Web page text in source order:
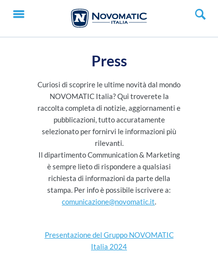
Press
Curiosi di scoprire le ultime novità dal mondo
NOVOMATIC Italia? Qui troverete la
raccolta completa di notizie, aggiornamenti e
pubblicazioni, tutto accuratamente
selezionato per fornirvi le informazioni più
rilevanti.
Il dipartimento Communication & Marketing
è sempre lieto di rispondere a qualsiasi
richiesta di informazioni da parte della
stampa. Per info è possibile iscrivere a:
comunicazione@novomatic.it.
Presentazione del Gruppo NOVOMATIC
Italia 2024